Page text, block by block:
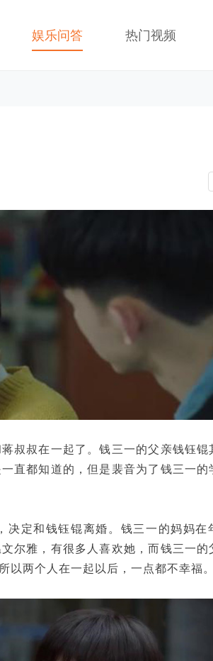
娱乐问答 热门视频
叔叔在一起了。钱三一的父亲钱钰锟
直都知道的，但是裴音为了钱三一的
定和钱钰锟离婚。钱三一的妈妈在
尔雅，有很多人喜欢她，而钱三一的
以两个人在一起以后，一点都不幸福。